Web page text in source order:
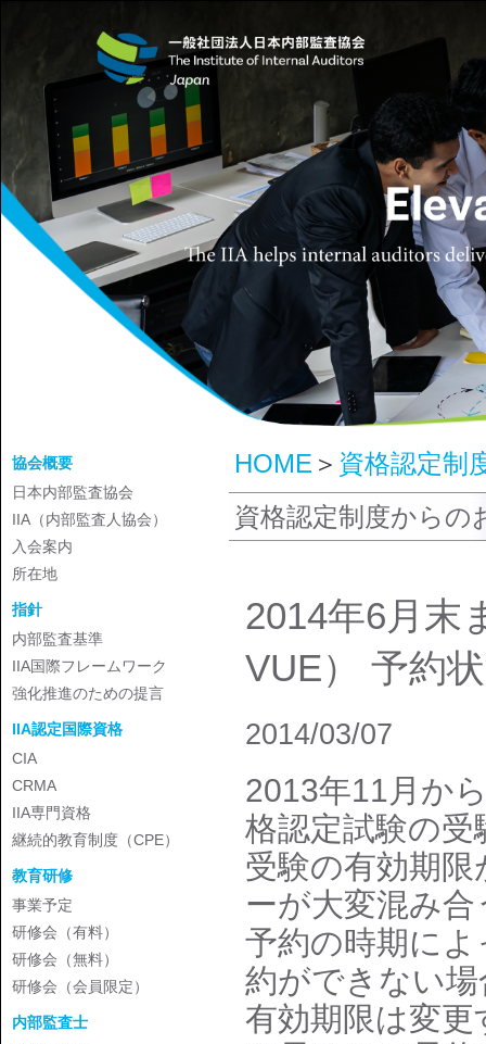
協会概要
日本内部監査協会
IIA（内部監査人協会）
入会案内
所在地
指針
内部監査基準
IIA国際フレームワーク
強化推進のための提言
IIA認定国際資格
CIA
CRMA
IIA専門資格
継続的教育制度（CPE）
教育研修
事業予定
研修会（有料）
研修会（無料）
研修会（会員限定）
内部監査士
HOME ＞ 資格認定制
資格認定制度からの
2014年6月末
VUE） 予約
2014/03/07
2013年11月か
格認定試験の
受験の有効期
ーが大変混み
予約の時期に
約ができない
有効期限は変